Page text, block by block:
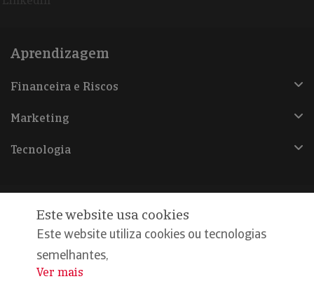
Aprendizagem
Financeira e Riscos
Marketing
Tecnologia
@Copyright 2026, Iberinform
Aviso legal
Política de cookies
Este website usa cookies
Este website utiliza cookies ou tecnologias
semelhantes,
...
Ver mais